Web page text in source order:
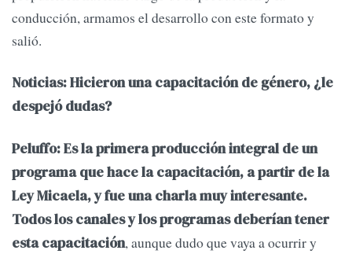
conducción, armamos el desarrollo con este formato y
salió.
Noticias: Hicieron una capacitación de género, ¿le
despejó dudas?
Peluffo: Es la primera producción integral de un
programa que hace la capacitación, a partir de la
Ley Micaela, y fue una charla muy interesante.
Todos los canales y los programas deberían tener
esta capacitación, aunque dudo que vaya a ocurrir y